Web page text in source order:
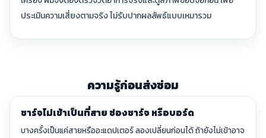
ประเมินความเสี่ยงตามจริง ไม่รับปากผลลัพธ์แบบเหมารวม
ความรู้ก่อนส่งซ่อม
ชาร์จไม่เข้าเป็นที่สาย ช่องชาร์จ หรือบอร์ด
บางครั้งเป็นแค่สายหรืออะแดปเตอร์ ลองเปลี่ยนก่อนได้ ถ้ายังไม่เข้าอาจ